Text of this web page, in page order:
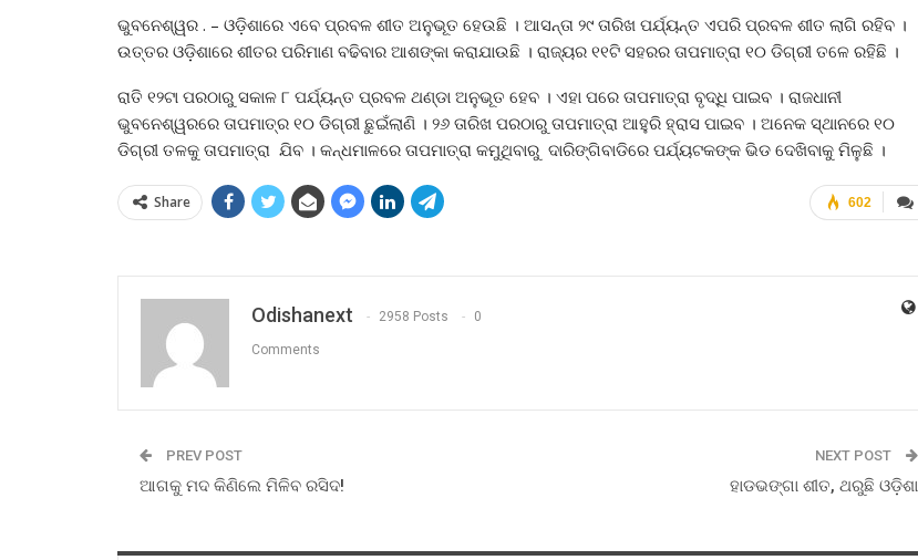
ଭୁବନେଶ୍ୱର . – ଓଡ଼ିଶାରେ ଏବେ ପ୍ରବଳ ଶୀତ ଅନୁଭୂତ ହେଉଛି । ଆସନ୍ତା ୨୯ ତାରିଖ ପର୍ଯ୍ୟନ୍ତ ଏପରି ପ୍ରବଳ ଶୀତ ଲାଗି ରହିବ ।
ଉତ୍ତର ଓଡ଼ିଶାରେ ଶୀତର ପରିମାଣ ବଢିବାର ଆଶଙ୍କା କରାଯାଉଛି । ରାଜ୍ୟର ୧୧ଟି ସହରର ତାପମାତ୍ରା ୧୦ ଡିଗ୍ରୀ ତଳେ ରହିଛି ।
ରାତି ୧୨ଟା ପରଠାରୁ ସକାଳ ୮ ପର୍ଯ୍ୟନ୍ତ ପ୍ରବଳ ଥଣ୍ଡା ଅନୁଭୂତ ହେବ । ଏହା ପରେ ତାପମାତ୍ରା ବୃଦ୍ଧି ପାଇବ । ରାଜଧାନୀ
ଭୁବନେଶ୍ୱରରେ ତାପମାତ୍ର ୧୦ ଡିଗ୍ରୀ ଛୁଇଁଲାଣି । ୨୬ ତାରିଖ ପରଠାରୁ ତାପମାତ୍ରା ଆହୁରି ହ୍ରାସ ପାଇବ । ଅନେକ ସ୍ଥାନରେ ୧୦
ଡିଗ୍ରୀ ତଳକୁ ତାପମାତ୍ରା ଯିବ । କନ୍ଧମାଳରେ ତାପମାତ୍ରା କମୁଥିବାରୁ ଦାରିଙ୍ଗିବାଡିରେ ପର୍ଯ୍ୟଟକଙ୍କ ଭିଡ ଦେଖିବାକୁ ମିଳୁଛି ।
602
Share
Odishanext 2958 Posts 0
Comments
PREV POST
ଆଗକୁ ମଦ କିଣିଲେ ମିଳିବ ରସିଦ!
NEXT POST
ହାଡଭଙ୍ଗା ଶୀତ, ଥରୁଛି ଓଡ଼ିଶା